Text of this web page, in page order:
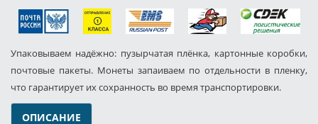
Упаковываем надёжно: пузырчатая плёнка, картонные коробки,
почтовые пакеты. Монеты запаиваем по отдельности в пленку,
что гарантирует их сохранность во время транспортировки.
ОПИСАНИЕ